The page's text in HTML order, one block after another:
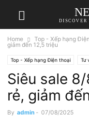
DISCOVER
Home Top - Xếp hạng
giảm đến 12,5 triệu
Top - Xếp hạng Điện thoại Tư
Siêu sale
rẻ, giảm
By admin - 07/08/2025